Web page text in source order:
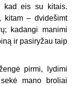
kad eis su kitais.
kitam – dvidešimt
kadangi manimi
ir pasiryžau taip
pirmi, lydimi
mano broliai